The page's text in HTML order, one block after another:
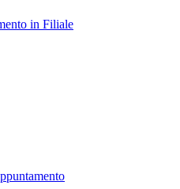
in Filiale